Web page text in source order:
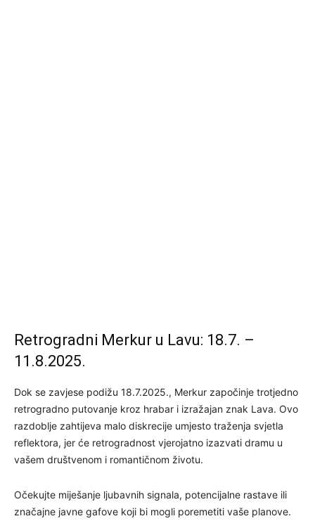
Retrogradni Merkur u Lavu: 18.7. –
11.8.2025.
Dok se zavjese podižu 18.7.2025., Merkur započinje trotjedno
retrogradno putovanje kroz hrabar i izražajan znak Lava. Ovo
razdoblje zahtijeva malo diskrecije umjesto traženja svjetla
reflektora, jer će retrogradnost vjerojatno izazvati dramu u
vašem društvenom i romantičnom životu.
Očekujte miješanje ljubavnih signala, potencijalne rastave ili
značajne javne gafove koji bi mogli poremetiti vaše planove.